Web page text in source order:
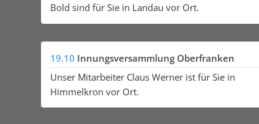
Bold sind für Sie in Landau vor Ort.
19.10 Innungsversammlung Oberfranken
Unser Mitarbeiter Claus Werner ist für Sie in
Himmelkron vor Ort.